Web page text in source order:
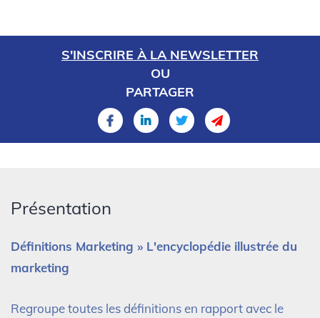
S'INSCRIRE À LA NEWSLETTER
OU
PARTAGER
Présentation
Définitions Marketing » L'encyclopédie illustrée du
marketing
Regroupe toutes les définitions en rapport avec le